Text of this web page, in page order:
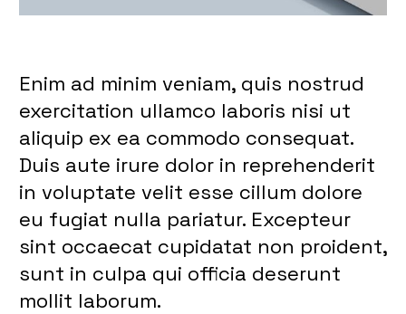
Enim ad minim veniam, quis nostrud
exercitation ullamco laboris nisi ut
aliquip ex ea commodo consequat.
Duis aute irure dolor in reprehenderit
in voluptate velit esse cillum dolore
eu fugiat nulla pariatur. Excepteur
sint occaecat cupidatat non proident,
sunt in culpa qui officia deserunt
mollit laborum.